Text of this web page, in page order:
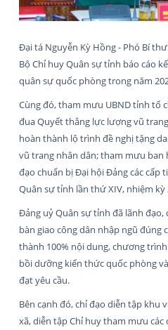
Đại tá Nguyễn Kỳ Hồng - Phó Bí
Bộ Chỉ huy Quân sự tỉnh báo cáo
quân sự quốc phòng trong năm
Cùng đó, tham mưu UBND tỉnh tổ
đua Quyết thắng lực lượng vũ
hoàn thành lộ trình đề nghị tặng
vũ trang nhân dân; tham mưu ban
đạo chuẩn bị Đại hội Đảng các cấp
Quân sự tỉnh lần thứ XIV, nhiệm kỳ
Đảng uỷ Quân sự tỉnh đã lãnh
bàn giao công dân nhập ngũ đúng
thành 100% nội dung, chương
bồi dưỡng kiến thức quốc phòng
đạt yêu cầu.
Bên cạnh đó, chỉ đạo diễn tập khu
xã, diễn tập Chỉ huy tham mưu